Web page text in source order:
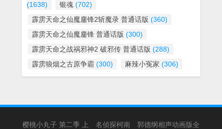
(1638)
银魂 (702)
霹雳天命之仙魔鏖锋2斩魔录 普通话版 (360)
霹雳天命之仙魔鏖锋 普通话版 (300)
霹雳天命之战祸邪神2 破邪传 普通话版 (288)
霹雳狼烟之古原争霸 (300) 麻辣小冤家 (306)
樱桃小丸子 第二季 上 名侦探柯南
郭德纲相声动画版全